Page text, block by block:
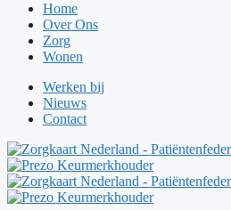
Home
Over Ons
Zorg
Wonen
Werken bij
Nieuws
Contact